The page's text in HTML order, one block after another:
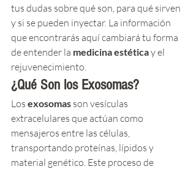
tus dudas sobre qué son, para qué sirven
y si se pueden inyectar. La información
que encontrarás aquí cambiará tu forma
de entender la medicina estética y el
rejuvenecimiento.
¿Qué Son los Exosomas?
Los exosomas son vesículas
extracelulares que actúan como
mensajeros entre las células,
transportando proteínas, lípidos y
material genético. Este proceso de